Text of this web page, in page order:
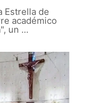
Estrella de
académico
un ...